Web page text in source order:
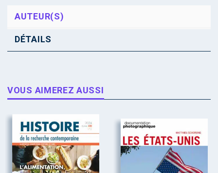
AUTEUR(S)
DÉTAILS
VOUS AIMEREZ AUSSI